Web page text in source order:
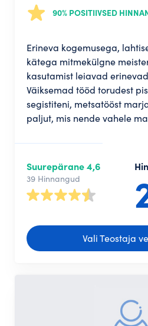
90% POSITIIVSED
Erineva kogemusega,
kätega mitmekülgne
kasutamist leiavad
Väiksemad tööd torudest
segistiteni, metsatööst
paljut, mis nende vahele
Vali Teostaja
Suurepärane 4,6
39 Hinnangud